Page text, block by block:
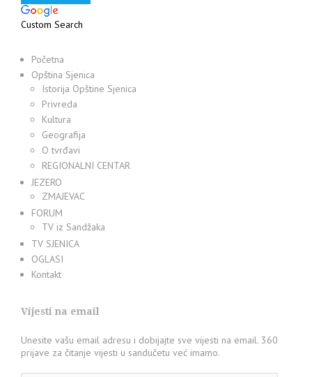
Custom Search
Početna
Opština Sjenica
Istorija Opštine Sjenica
Privreda
Kultura
Geografija
O tvrđavi
REGIONALNI CENTAR
JEZERO
ZMAJEVAC
FORUM
TV iz Sandžaka
TV SJENICA
OGLASI
Kontakt
Vijesti na email
Unesite vašu email adresu i dobijajte sve vijesti na email. 360
prijave za čitanje vijesti u sandučetu već imamo.